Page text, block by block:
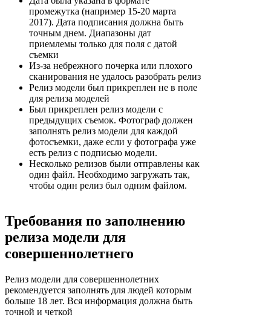
промежутка (например 15-20 марта
2017). Дата подписания должна быть
точным днем. Диапазоны дат
приемлемы только для поля с датой
съемки
Из-за небрежного почерка или плохого
сканирования не удалось разобрать релиз
Релиз модели был прикреплен не в поле
для релиза моделей
Был прикреплен релиз модели с
предыдущих съемок. Фотограф должен
заполнять релиз модели для каждой
фотосъемки, даже если у фотографа уже
есть релиз с подписью модели.
Несколько релизов были отправлены как
один файл. Необходимо загружать так,
чтобы один релиз был одним файлом.
Требования по заполнению
релиза модели для
совершеннолетнего
Релиз модели для совершеннолетних
рекомендуется заполнять для людей которым
больше 18 лет. Вся информация должна быть
точной и четкой